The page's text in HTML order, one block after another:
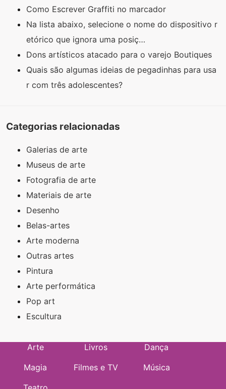
Como Escrever Graffiti no marcador
Na lista abaixo, selecione o nome do dispositivo r
etórico que ignora uma posiç…
Dons artísticos atacado para o varejo Boutiques
Quais são algumas ideias de pegadinhas para usa
r com três adolescentes?
Categorias relacionadas
Galerias de arte
Museus de arte
Fotografia de arte
Materiais de arte
Desenho
Belas-artes
Arte moderna
Outras artes
Pintura
Arte performática
Pop art
Escultura
Arte Livros
Dança
Magia
Filmes e TV
Música